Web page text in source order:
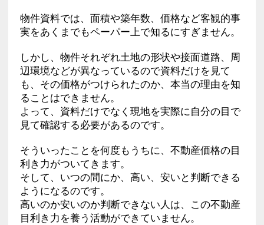
物件資料では、面積や築年数、価格など客観的事
実をあくまでもペーパー上で知るにすぎません。
しかし、物件それぞれ土地の形状や接面道路、周
辺環境などが異なっているので資料だけを見て
も、その価格がつけられたのか、本当の理由を知
ることはできません。
よって、資料だけでなく現地を実際に自分の目で
見て確認する必要があるのです。
そういったことを何度もうちに、不動産価格の目
利き力がついてきます。
そして、いつの間にか、高い、安いと判断できる
ようになるのです。
高いのか安いのか判断できない人は、この不動産
目利き力を養う活動ができていません。